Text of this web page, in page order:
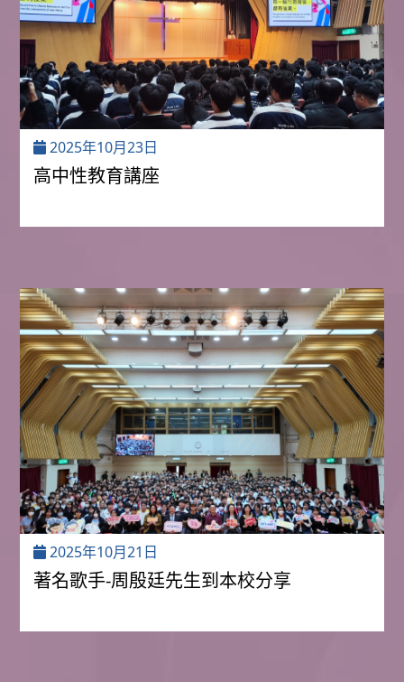
2025年10月23日
高中性教育講座
2025年10月21日
著名歌手-周殷廷先生到本校分享